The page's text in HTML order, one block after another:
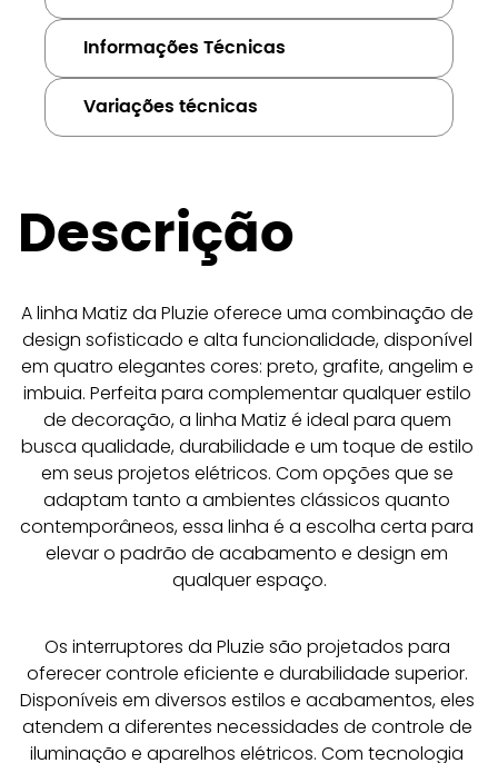
Informações Técnicas
Variações técnicas
Descrição
A linha Matiz da Pluzie oferece uma combinação de
design sofisticado e alta funcionalidade, disponível
em quatro elegantes cores: preto, grafite, angelim e
imbuia. Perfeita para complementar qualquer estilo
de decoração, a linha Matiz é ideal para quem
busca qualidade, durabilidade e um toque de estilo
em seus projetos elétricos. Com opções que se
adaptam tanto a ambientes clássicos quanto
contemporâneos, essa linha é a escolha certa para
elevar o padrão de acabamento e design em
qualquer espaço.
Os interruptores da Pluzie são projetados para
oferecer controle eficiente e durabilidade superior.
Disponíveis em diversos estilos e acabamentos, eles
atendem a diferentes necessidades de controle de
iluminação e aparelhos elétricos. Com tecnologia